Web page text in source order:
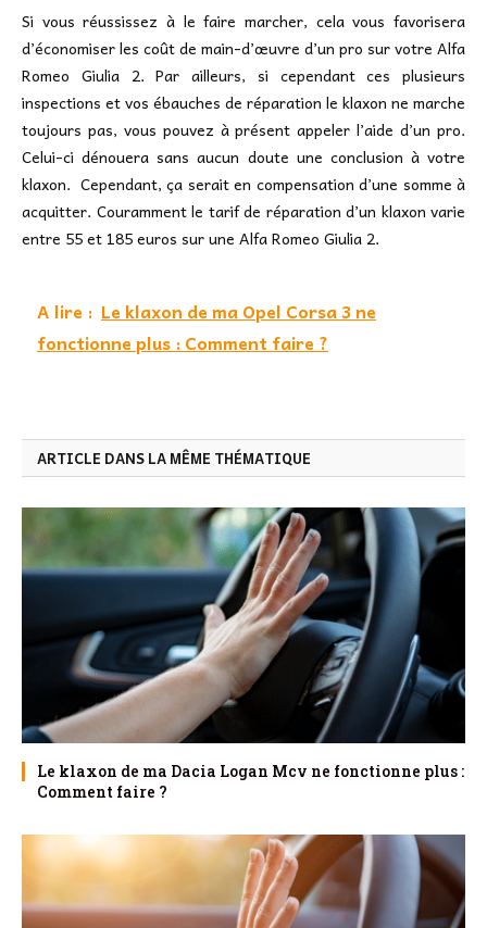
Si vous réussissez à le faire marcher, cela vous favorisera
d’économiser les coût de main-d’œuvre d’un pro sur votre Alfa
Romeo Giulia 2. Par ailleurs, si cependant ces plusieurs
inspections et vos ébauches de réparation le klaxon ne marche
toujours pas, vous pouvez à présent appeler l’aide d’un pro.
Celui-ci dénouera sans aucun doute une conclusion à votre
klaxon. Cependant, ça serait en compensation d’une somme à
acquitter. Couramment le tarif de réparation d’un klaxon varie
entre 55 et 185 euros sur une Alfa Romeo Giulia 2.
A lire : Le klaxon de ma Opel Corsa 3 ne
fonctionne plus : Comment faire ?
ARTICLE DANS LA MÊME THÉMATIQUE
Le klaxon de ma Dacia Logan Mcv ne fonctionne plus :
Comment faire ?